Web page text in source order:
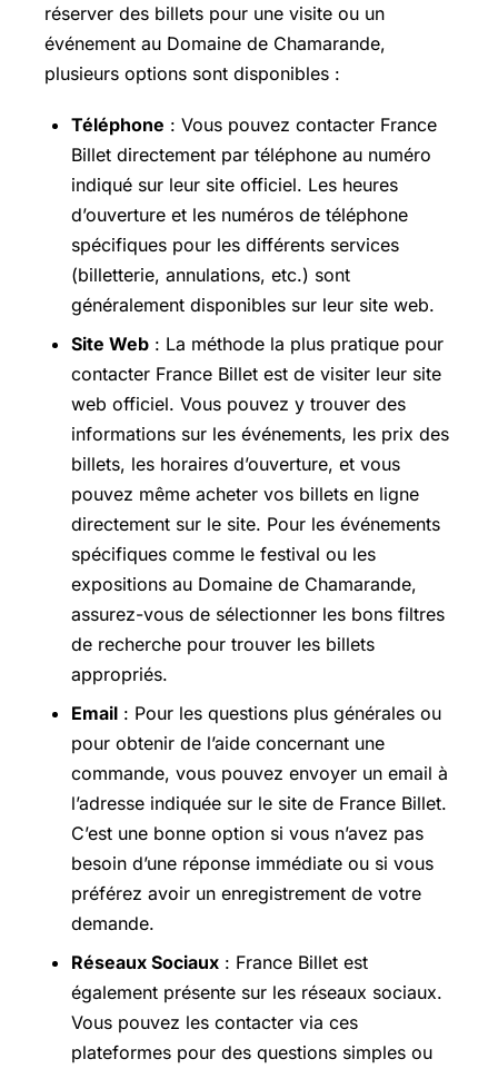
réserver des billets pour une visite ou un
événement au Domaine de Chamarande,
plusieurs options sont disponibles :
Téléphone : Vous pouvez contacter France
Billet directement par téléphone au numéro
indiqué sur leur site officiel. Les heures
d’ouverture et les numéros de téléphone
spécifiques pour les différents services
(billetterie, annulations, etc.) sont
généralement disponibles sur leur site web.
Site Web : La méthode la plus pratique pour
contacter France Billet est de visiter leur site
web officiel. Vous pouvez y trouver des
informations sur les événements, les prix des
billets, les horaires d’ouverture, et vous
pouvez même acheter vos billets en ligne
directement sur le site. Pour les événements
spécifiques comme le festival ou les
expositions au Domaine de Chamarande,
assurez-vous de sélectionner les bons filtres
de recherche pour trouver les billets
appropriés.
Email : Pour les questions plus générales ou
pour obtenir de l’aide concernant une
commande, vous pouvez envoyer un email à
l’adresse indiquée sur le site de France Billet.
C’est une bonne option si vous n’avez pas
besoin d’une réponse immédiate ou si vous
préférez avoir un enregistrement de votre
demande.
Réseaux Sociaux : France Billet est
également présente sur les réseaux sociaux.
Vous pouvez les contacter via ces
plateformes pour des questions simples ou